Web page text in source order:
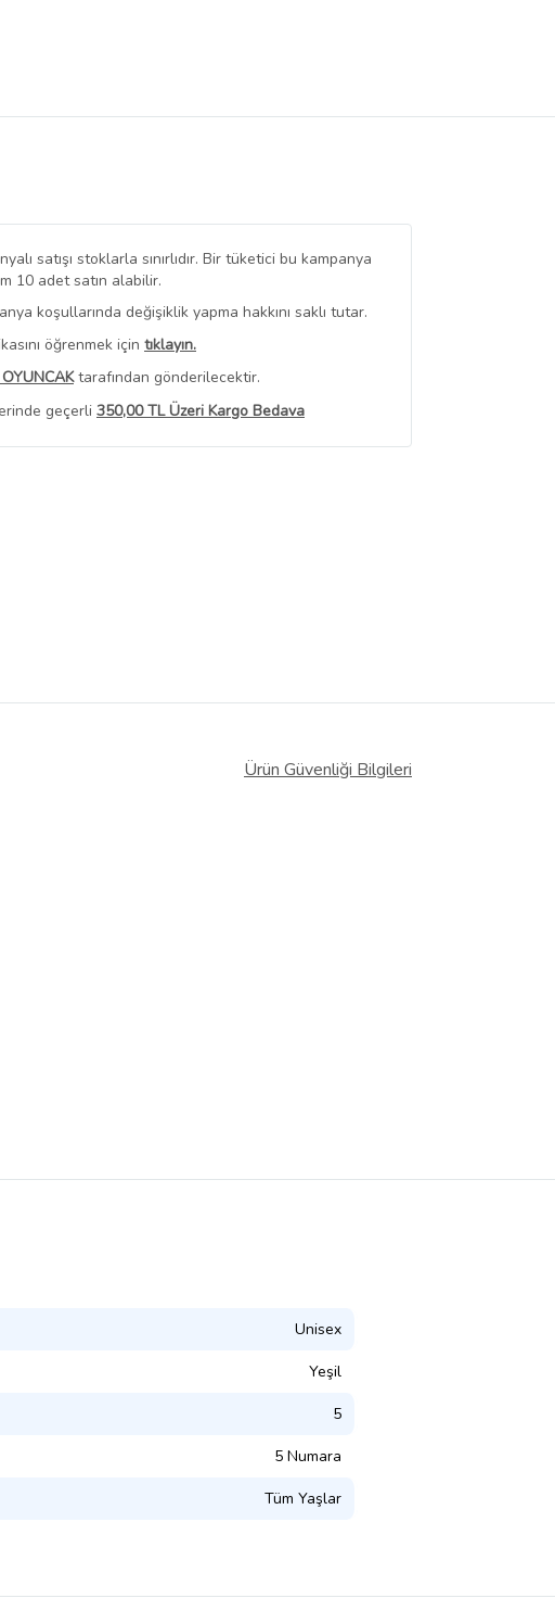
satışı stoklarla sınırlıdır. Bir tüketici bu kampanya
10 adet satın alabilir.
koşullarında değişiklik yapma hakkını saklı tutar.
öğrenmek için tıklayın.
tarafından gönderilecektir.
geçerli 350,00 TL Üzeri Kargo Bedava
Görüntüle
Ürün Güvenliği Bilgileri
Unisex
Yeşil
5
5 Numara
Tüm Yaşlar